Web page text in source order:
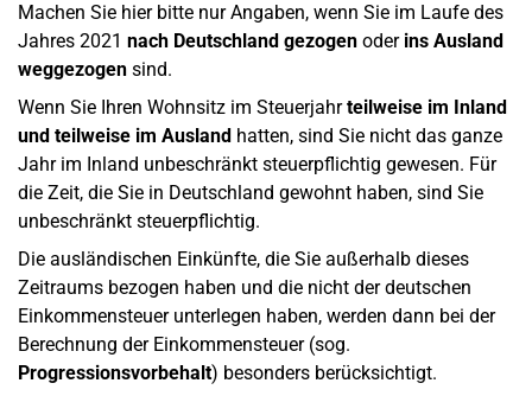
Machen Sie hier bitte nur Angaben, wenn Sie im Laufe des
Jahres 2021 nach Deutschland gezogen oderins Ausland
weggezogen sind.
Wenn Sie Ihren Wohnsitz im Steuerjahrteilweise im Inland
und teilweise im Ausland hatten, sind Sie nicht das ganze
Jahr im Inland unbeschränkt steuerpflichtig gewesen. Für
die Zeit, die Sie in Deutschland gewohnt haben, sind Sie
unbeschränkt steuerpflichtig.
Die ausländischen Einkünfte, die Sie außerhalb dieses
Zeitraums bezogen haben und die nicht der deutschen
Einkommensteuer unterlegen haben, werden dann bei der
Berechnung der Einkommensteuer (sog.
Progressionsvorbehalt) besonders berücksichtigt.